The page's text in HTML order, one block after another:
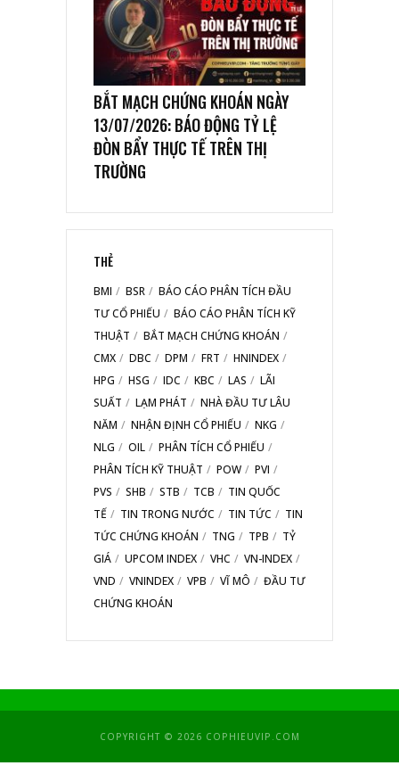
BẮT MẠCH CHỨNG KHOÁN NGÀY
13/07/2026: BÁO ĐỘNG TỶ LỆ
ĐÒN BẨY THỰC TẾ TRÊN THỊ
TRƯỜNG
THẺ
BMI BSR
BÁO CÁO PHÂN TÍCH ĐẦU
TƯ CỔ PHIẾU
BÁO CÁO PHÂN TÍCH KỸ
THUẬT
BẮT MẠCH CHỨNG KHOÁN
CMX
DBC DPM FRT
HNINDEX
HPG
HSG IDC KBC LAS
LÃI
SUẤT
LẠM PHÁT
NHÀ ĐẦU TƯ LÂU
NĂM
NHẬN ĐỊNH CỔ PHIẾU
NKG
NLG
OIL
PHÂN TÍCH CỔ PHIẾU
PHÂN TÍCH KỸ THUẬT
POW
PVI
PVS
SHB STB TCB
TIN QUỐC
TẾ
TIN TRONG NƯỚC TIN TỨC
TIN
TỨC CHỨNG KHOÁN
TNG TPB
TỶ
GIÁ
UPCOM INDEX VHC
VN-INDEX
VND
VNINDEX VPB VĨ MÔ
ĐẦU TƯ
CHỨNG KHOÁN
COPYRIGHT © 2026 COPHIEUVIP.COM